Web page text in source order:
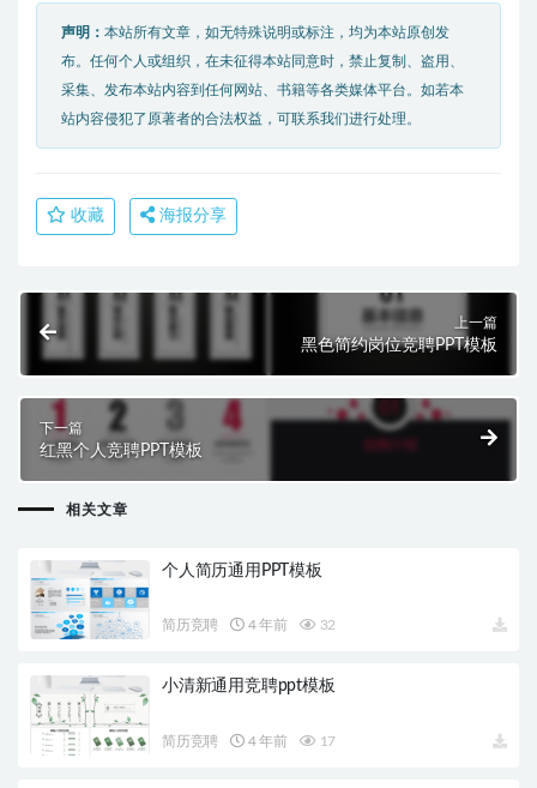
声明： 本站所有文章，如无特殊说明或标注，均为本站原创发
布。任何个人或组织，在未征得本站同意时，禁止复制、盗用、
采集、发布本站内容到任何网站、书籍等各类媒体平台。如若本
站内容侵犯了原著者的合法权益，可联系我们进行处理。
收藏 海报分享
上一篇
黑色简约岗位竞聘PPT模板
下一篇
红黑个人竞聘PPT模板
相关文章
个人简历通用PPT模板
简历竞聘 4 年前 32
小清新通用竞聘ppt模板
简历竞聘 4 年前 17